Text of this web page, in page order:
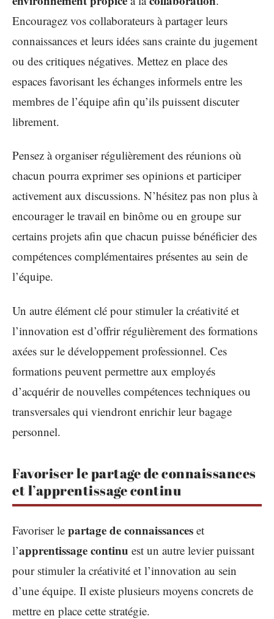
Encouragez vos collaborateurs à partager leurs
connaissances et leurs idées sans crainte du jugement
ou des critiques négatives. Mettez en place des
espaces favorisant les échanges informels entre les
membres de l’équipe afin qu’ils puissent discuter
librement.
Pensez à organiser régulièrement des réunions où
chacun pourra exprimer ses opinions et participer
activement aux discussions. N’hésitez pas non plus à
encourager le travail en binôme ou en groupe sur
certains projets afin que chacun puisse bénéficier des
compétences complémentaires présentes au sein de
l’équipe.
Un autre élément clé pour stimuler la créativité et
l’innovation est d’offrir régulièrement des formations
axées sur le développement professionnel. Ces
formations peuvent permettre aux employés
d’acquérir de nouvelles compétences techniques ou
transversales qui viendront enrichir leur bagage
personnel.
Favoriser le partage de connaissances
et l’apprentissage continu
Favoriser le partage de connaissances et
l’apprentissage continu est un autre levier puissant
pour stimuler la créativité et l’innovation au sein
d’une équipe. Il existe plusieurs moyens concrets de
mettre en place cette stratégie.